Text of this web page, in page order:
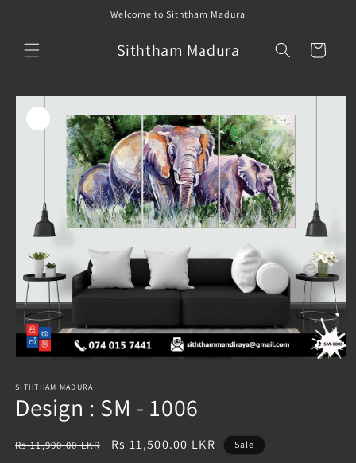
Welcome to Siththam Madura
Siththam Madura Cart
Skip to
product
information
1
in
modal
SITHTHAM MADURA
Design : SM - 1006
Regular
Rs 11,990.00 LKR
Sale
Rs 11,500.00 LKR Sale